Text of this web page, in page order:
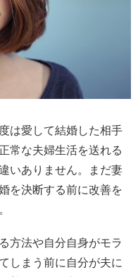
は愛して結婚した相手
常な夫婦生活を送れる
いありません。まだ妻
を決断する前に改善を
方法や自分自身がモラ
しまう前に自分が夫に